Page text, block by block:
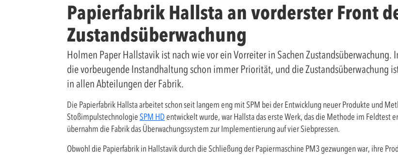
Papierfabrik Hallsta an vorderster Front
Zustandsüberwachung
Holmen Paper Hallstavik ist nach wie vor ein Vorreiter in Sachen
die vorbeugende Instandhaltung schon immer Priorität, und die Zustandsüberwachung
in allen Abteilungen der Fabrik.
Die Papierfabrik Hallsta arbeitet schon seit langem eng mit SPM bei der Entwicklung neuer Produkte und
StoßimpulstechnologieSPM HDentwickelt wurde, war Hallsta das erste Werk, das die Methode im Feldtest
übernahm die Fabrik das Überwachungssystem zur Implementierung auf vier Siebpressen.
Obwohl die Papierfabrik in Hallstavik durch die Schließung der Papiermaschine PM3 gezwungen war, ihre